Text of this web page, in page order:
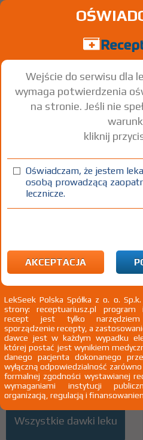
Budesonide
200; -400
Budesonide
51,04
35,42
1)Tylko we wskazaniach
2)AstmaPrzewlekła obturacyjna
zapalenie oskrzeli
3)Pacjenci 65+
4)Kobiety w ciąży
5)Pacjenci do ukończenia 18 roku
Wszystkie dawki leku
Wejście do serwisu dla
wymaga potwierdzenia
na stronie. Jeśli nie
kliknij
Oświadczam, że jestem
osobą prowadzącą
lecznicze.
AKCEPTACJA
LekSeek Polska Spółka z o. o.
strony: receptuariusz.pl program
recept jest tylko narzędziem
sporządzenie recepty, a
dawce jest w każdym wypadku
której postać jest wynikiem
danego pacjenta dokonanego
wyłączną odpowiedzialność
formalnej zgodności wystawianej
wymaganiami instytucji
organizacją, regulacją i